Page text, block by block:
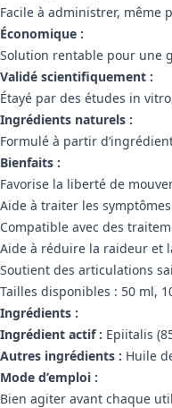
Facile à administrer, même
Économique :
Solution rentable pour une
Validé scientifiquement :
Étayé par des études in
Ingrédients naturels :
Formulé à partir
Bienfaits :
Favorise la liberté de
Aide à traiter les
Compatible avec des
Aide à réduire la raideur et
Soutient des articulations
Tailles disponibles : 50 ml,
Ingrédients :
Ingrédient actif : Epiitalis
Autres ingrédients : Huile
Mode d’emploi :
Bien agiter avant chaque